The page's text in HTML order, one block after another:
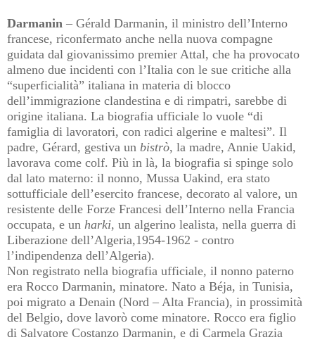
Darmanin – Gérald Darmanin, il ministro dell’Interno
francese, riconfermato anche nella nuova compagne
guidata dal giovanissimo premier Attal, che ha provocato
almeno due incidenti con l’Italia con le sue critiche alla
“superficialità” italiana in materia di blocco
dell’immigrazione clandestina e di rimpatri, sarebbe di
origine italiana. La biografia ufficiale lo vuole “di
famiglia di lavoratori, con radici algerine e maltesi”. Il
padre, Gérard, gestiva un bistrò, la madre, Annie Uakid,
lavorava come colf. Più in là, la biografia si spinge solo
dal lato materno: il nonno, Mussa Uakind, era stato
sottufficiale dell’esercito francese, decorato al valore, un
resistente delle Forze Francesi dell’Interno nella Francia
occupata, e un harki, un algerino lealista, nella guerra di
Liberazione dell’Algeria,1954-1962 - contro
l’indipendenza dell’Algeria).
Non registrato nella biografia ufficiale, il nonno paterno
era Rocco Darmanin, minatore. Nato a Béja, in Tunisia,
poi migrato a Denain (Nord – Alta Francia), in prossimità
del Belgio, dove lavorò come minatore. Rocco era figlio
di Salvatore Costanzo Darmanin, e di Carmela Grazia